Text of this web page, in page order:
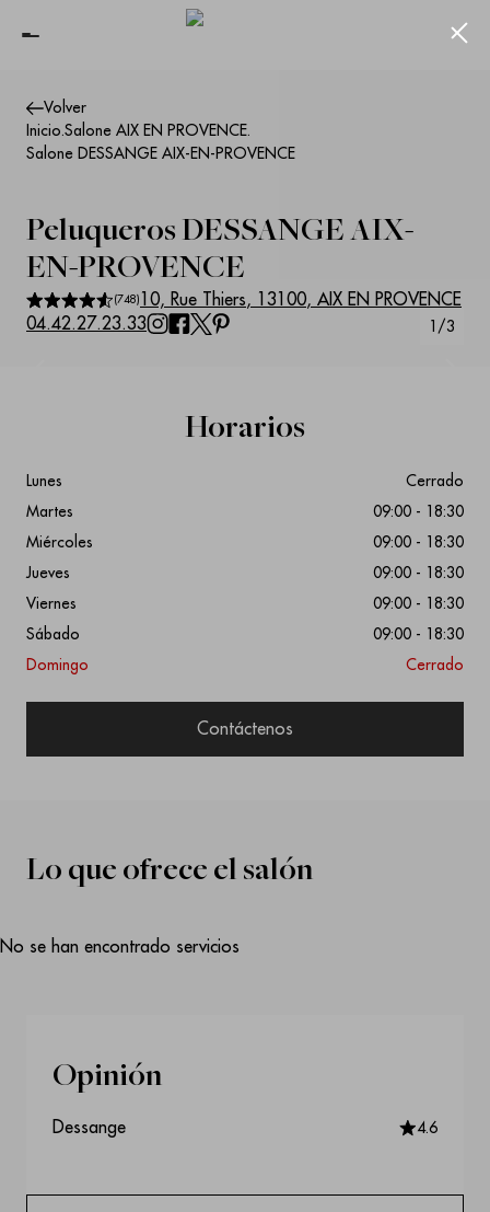
Volver
Inicio.Salone AIX EN PROVENCE.
Salone DESSANGE AIX-EN-PROVENCE
Peluqueros DESSANGE AIX-
EN-PROVENCE
(748) 10, Rue Thiers, 13100, AIX EN PROVENCE
04.42.27.23.33
1 /3
Lo que ofrece el salón
No se han encontrado servicios
Horarios
Lunes
Cerrado
Martes
09:00 - 18:30
Miércoles
09:00 - 18:30
Jueves
09:00 - 18:30
Viernes
09:00 - 18:30
Sábado
09:00 - 18:30
Domingo
Cerrado
Contáctenos
Opinión
Dessange 4.6